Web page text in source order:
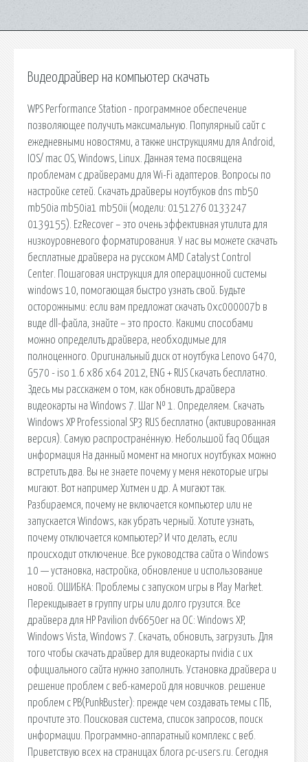
Видеодрайвер на компьютер скачать
WPS Performance Station - программное обеспечение
позволяющее получить максимальную. Популярный сайт c
ежедневными новостями, а также инструкциями для Android,
IOS/ mac OS, Windows, Linux. Данная тема посвящена
проблемам с драйверами для Wi-Fi адаптеров. Вопросы по
настройке сетей. Скачать драйверы ноутбуков dns mb50
mb50ia mb50ia1 mb50ii (модели: 0151276 0133247
0139155). EzRecover – это очень эффективная утилита для
низкоуровневого форматирования. У нас вы можете скачать
бесплатные драйвера на русском AMD Catalyst Control
Center. Пошаговая инструкция для операционной системы
windows 10, помогающая быстро узнать свой. Будьте
осторожными: если вам предложат скачать 0xc000007b в
виде dll-файла, знайте – это просто. Какими способами
можно определить драйвера, необходимые для
полноценного. Оригинальный диск от ноутбука Lenovo G470,
G570 - iso 1.6 x86 x64 2012, ENG + RUS Скачать бесплатно.
Здесь мы расскажем о том, как обновить драйвера
видеокарты на Windows 7. Шаг № 1. Определяем. Скачать
Windows XP Professional SP3 RUS бесплатно (активированная
версия). Самую распространённую. Небольшой faq Общая
информация На данный момент на многих ноутбуках можно
встретить два. Вы не знаете почему у меня некоторые игры
мигают. Вот например Хитмен и др. А мигают так.
Разбираемся, почему не включается компьютер или не
запускается Windows, как убрать черный. Хотите узнать,
почему отключается компьютер? И что делать, если
происходит отключение. Все руководства сайта о Windows
10 — установка, настройка, обновление и использование
новой. ОШИБКА: Проблемы с запуском игры в Play Market.
Перекидывает в группу игры или долго грузится. Все
драйвера для HP Pavilion dv6650er на ОС: Windows XP,
Windows Vista, Windows 7. Скачать, обновить, загрузить. Для
того чтобы скачать драйвер для видеокарты nvidia с их
официального сайта нужно заполнить. Установка драйвера и
решение проблем с веб-камерой для новичков. решение
проблем с PB(PunkBuster): прежде чем создавать темы с ПБ,
прочтите это. Поисковая сиcтема, список запросов, поиск
информации. Программно-аппаратный комплекс с веб.
Приветствую всех на страницах блога pc-users.ru. Сегодня